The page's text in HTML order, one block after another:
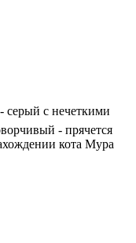
с нечеткими
- прячется
кота Мура